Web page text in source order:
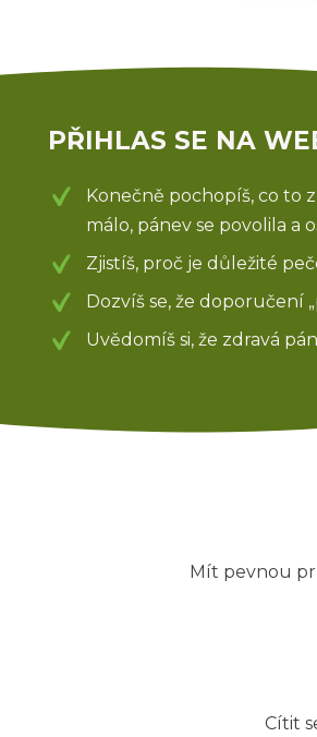
PŘIHLAS SE NA
Konečně pochopíš, co to
málo, pánev se povolila a
Zjistíš, proč je důležité
Dozvíš se, že doporučení
Uvědomíš si, že zdravá
Mít pevnou
Cítit